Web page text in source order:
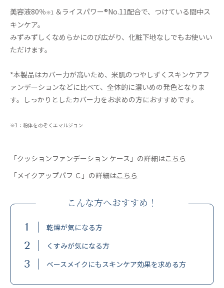
美容液80％※1 ＆ライスパワー®No.11配合で、つけている間中ス
キンケア。
みずみずしくなめらかにのび広がり、化粧下地なしでもお使いい
ただけます。
*本製品はカバー力が高いため、米肌のつやしずくスキンケアフ
ァンデーションなどに比べて、全体的に濃いめの発色となりま
す。しっかりとしたカバー力をお求めの方におすすめです。
※1：粉体をのぞくエマルジョン
「クッションファンデーション ケース」の詳細はこちら
「メイクアップパフ Ｃ」の詳細はこちら
こんな方へおすすめ！
1 乾燥が気になる方
2 くすみが気になる方
3 ベースメイクにもスキンケア効果を求める方